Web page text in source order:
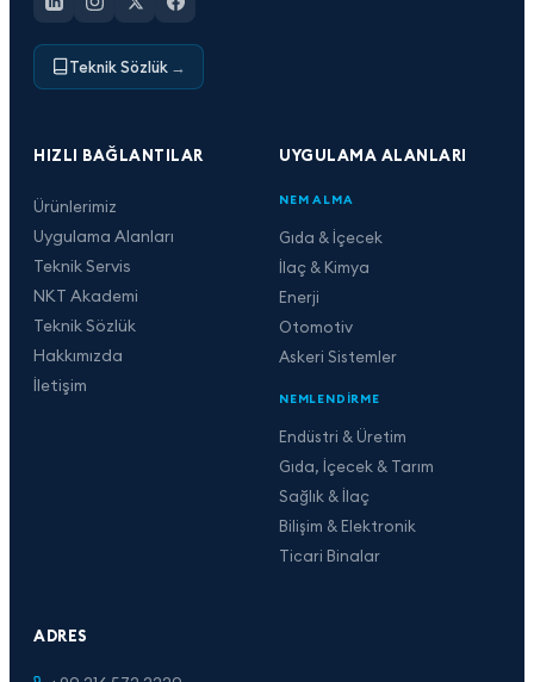
Teknik Sözlük →
HIZLI BAĞLANTILAR
Ürünlerimiz
Uygulama Alanları
Teknik Servis
NKT Akademi
Teknik Sözlük
Hakkımızda
İletişim
UYGULAMA ALANLARI
NEM ALMA
Gıda & İçecek
İlaç & Kimya
Enerji
Otomotiv
Askeri Sistemler
NEMLENDIRME
Endüstri & Üretim
Gıda, İçecek & Tarım
Sağlık & İlaç
Bilişim & Elektronik
Ticari Binalar
ADRES